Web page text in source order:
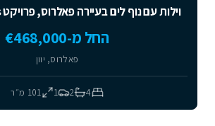
וילות עם נוף לים בעיירה פאלרוס, פרויקט Palairos Hills
החל מ-€468,000
פאלרוס, יוון
4
2
1
101 מ״ר